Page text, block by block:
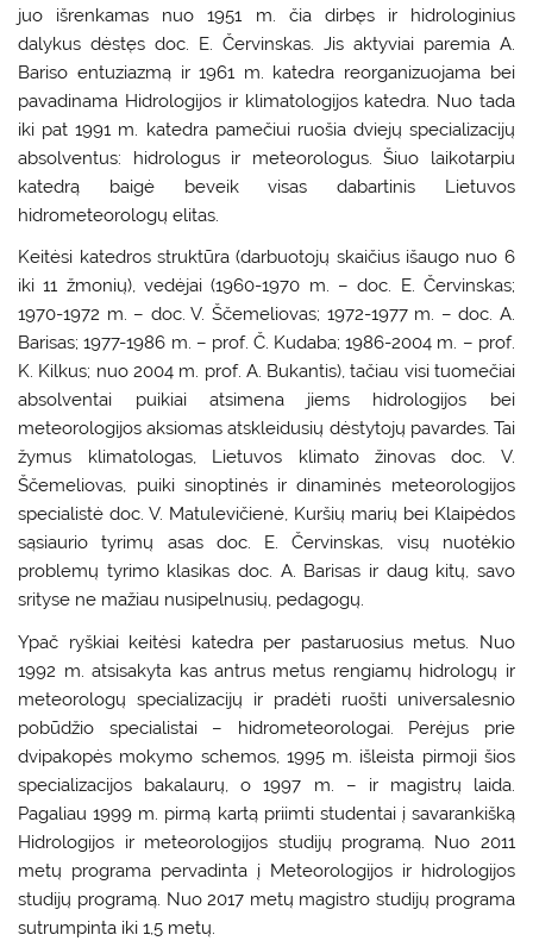
juo išrenkamas nuo 1951 m. čia dirbęs ir hidrologinius
dalykus dėstęs doc. E. Červinskas. Jis aktyviai paremia A.
Bariso entuziazmą ir 1961 m. katedra reorganizuojama bei
pavadinama Hidrologijos ir klimatologijos katedra. Nuo tada
iki pat 1991 m. katedra pamečiui ruošia dviejų specializacijų
absolventus: hidrologus ir meteorologus. Šiuo laikotarpiu
katedrą baigė beveik visas dabartinis Lietuvos
hidrometeorologų elitas.
Keitėsi katedros struktūra (darbuotojų skaičius išaugo nuo 6
iki 11 žmonių), vedėjai (1960-1970 m. – doc. E. Červinskas;
1970-1972 m. – doc. V. Ščemeliovas; 1972-1977 m. – doc. A.
Barisas; 1977-1986 m. – prof. Č. Kudaba; 1986-2004 m. – prof.
K. Kilkus; nuo 2004 m. prof. A. Bukantis), tačiau visi tuomečiai
absolventai puikiai atsimena jiems hidrologijos bei
meteorologijos aksiomas atskleidusių dėstytojų pavardes. Tai
žymus klimatologas, Lietuvos klimato žinovas doc. V.
Ščemeliovas, puiki sinoptinės ir dinaminės meteorologijos
specialistė doc. V. Matulevičienė, Kuršių marių bei Klaipėdos
sąsiaurio tyrimų asas doc. E. Červinskas, visų nuotėkio
problemų tyrimo klasikas doc. A. Barisas ir daug kitų, savo
srityse ne mažiau nusipelnusių, pedagogų.
Ypač ryškiai keitėsi katedra per pastaruosius metus. Nuo
1992 m. atsisakyta kas antrus metus rengiamų hidrologų ir
meteorologų specializacijų ir pradėti ruošti universalesnio
pobūdžio specialistai – hidrometeorologai. Perėjus prie
dvipakopės mokymo schemos, 1995 m. išleista pirmoji šios
specializacijos bakalaurų, o 1997 m. – ir magistrų laida.
Pagaliau 1999 m. pirmą kartą priimti studentai į savarankišką
Hidrologijos ir meteorologijos studijų programą. Nuo 2011
metų programa pervadinta į Meteorologijos ir hidrologijos
studijų programą. Nuo 2017 metų magistro studijų programa
sutrumpinta iki 1,5 metų.